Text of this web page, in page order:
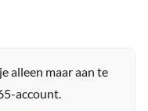
alleen maar aan te
account.